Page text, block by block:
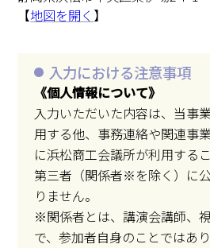
【地図を開く 】
入力における注意事項
《個人情報について》
入力いただいた内容は、当事
用する他、事務連絡や関連事
に浜松商工会議所が利用する
第三者（関係者※を除く）に
りません。
※関係者とは、講演会講師、
で、参加者自身のことではあり